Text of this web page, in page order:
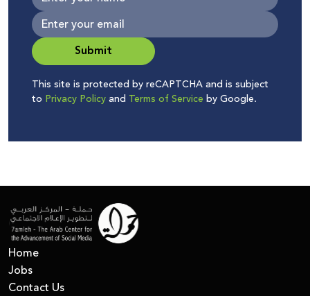
Submit
This site is protected by reCAPTCHA and is subject
to Privacy Policyand Terms of Service by Google.
Home
Jobs
Contact Us